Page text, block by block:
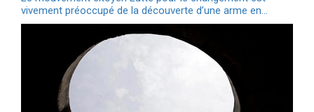
vivement préoccupé de la découverte d’une arme en…